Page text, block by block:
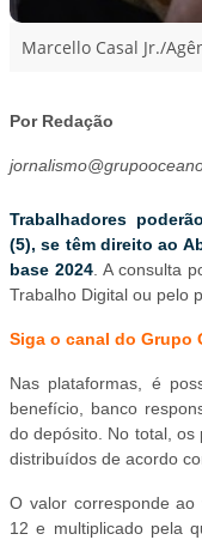
Marcello Casal Jr./
Por Redação
Trabalhadores
(5), se têm direito ao
base 2024 . A consulta
Trabalho Digital ou pelo
Siga o canal do Grupo
Nas plataformas, é
benefício, banco
do depósito. No total, os
distribuídos de acordo
O valor corresponde
12 e multiplicado pela